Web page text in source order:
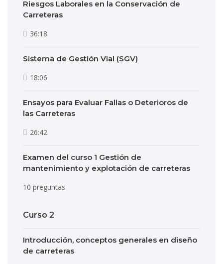
Riesgos Laborales en la Conservación de
Carreteras
36:18
Sistema de Gestión Vial (SGV)
18:06
Ensayos para Evaluar Fallas o Deterioros de
las Carreteras
26:42
Examen del curso 1 Gestión de
mantenimiento y explotación de carreteras
10 preguntas
Curso 2
Introducción, conceptos generales en diseño
de carreteras